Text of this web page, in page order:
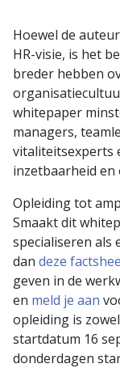
Hoewel de
HR-visie, is het
breder hebben
whitepaper
managers,
vitaliteitsexperts
inzetbaarheid en
Opleiding tot
Smaakt dit
specialiseren als
dan deze
geven in de
en meld je aan
opleiding is
startdatum 16
donderdagen